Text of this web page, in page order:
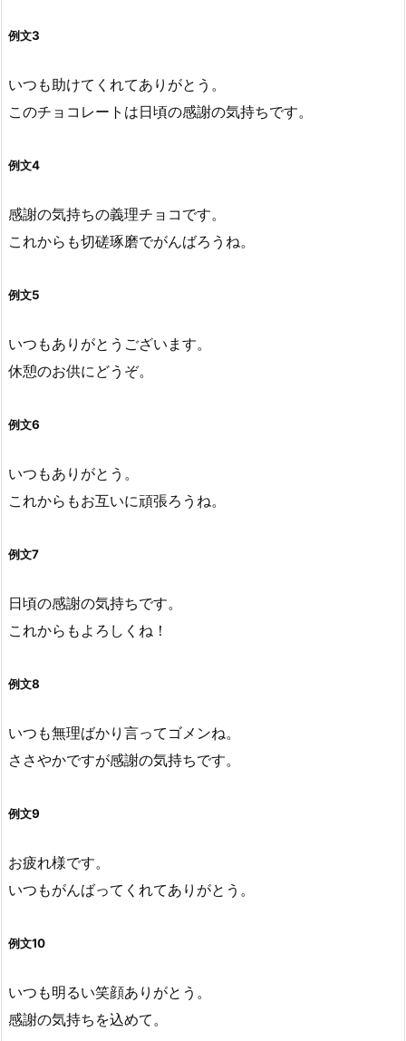
例文3
いつも助けてくれてありがとう。
このチョコレートは日頃の感謝の気持ちです。
例文4
感謝の気持ちの義理チョコです。
これからも切磋琢磨でがんばろうね。
例文5
いつもありがとうございます。
休憩のお供にどうぞ。
例文6
いつもありがとう。
これからもお互いに頑張ろうね。
例文7
日頃の感謝の気持ちです。
これからもよろしくね！
例文8
いつも無理ばかり言ってゴメンね。
ささやかですが感謝の気持ちです。
例文9
お疲れ様です。
いつもがんばってくれてありがとう。
例文10
いつも明るい笑顔ありがとう。
感謝の気持ちを込めて。